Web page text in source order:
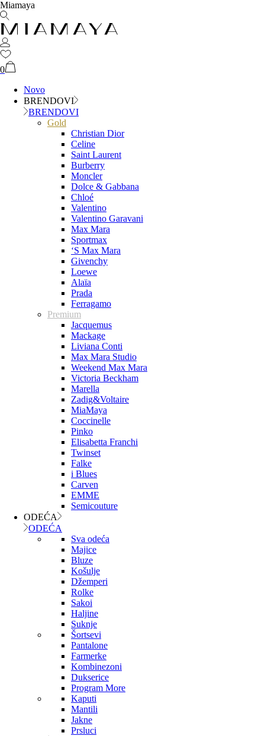
Miamaya
0
Novo
BRENDOVI
BRENDOVI
Gold
Christian Dior
Celine
Saint Laurent
Burberry
Moncler
Dolce & Gabbana
Chloé
Valentino
Valentino Garavani
Max Mara
Sportmax
‘S Max Mara
Givenchy
Loewe
Alaïa
Prada
Ferragamo
Premium
Jacquemus
Mackage
Liviana Conti
Max Mara Studio
Weekend Max Mara
Victoria Beckham
Marella
Zadig&Voltaire
MiaMaya
Coccinelle
Pinko
Elisabetta Franchi
Twinset
Falke
i Blues
Carven
EMME
Semicouture
ODEĆA
ODEĆA
Sva odeća
Majice
Bluze
Košulje
Džemperi
Rolke
Sakoi
Haljine
Suknje
Šortsevi
Pantalone
Farmerke
Kombinezoni
Dukserice
Program More
Kaputi
Mantili
Jakne
Prsluci